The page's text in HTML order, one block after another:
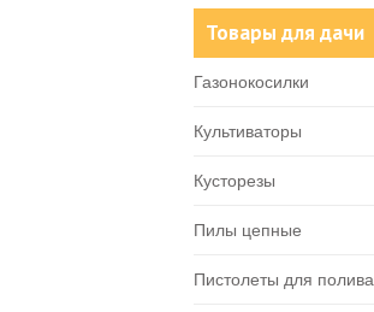
Товары для дачи
Газонокосилки
Культиваторы
Кусторезы
Пилы цепные
Пистолеты для полива